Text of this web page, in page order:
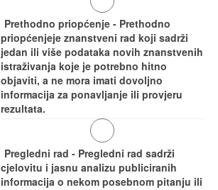
Prethodno priopćenje - Prethodno
priopćenjeje znanstveni rad koji sadrži
jedan ili više podataka novih znanstvenih
istraživanja koje je potrebno hitno
objaviti, a ne mora imati dovoljno
informacija za ponavljanje ili provjeru
rezultata.
Pregledni rad - Pregledni rad sadrži
cjelovitu i jasnu analizu publiciranih
informacija o nekom posebnom pitanju ili